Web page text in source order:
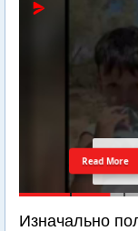
Read More
Изначально